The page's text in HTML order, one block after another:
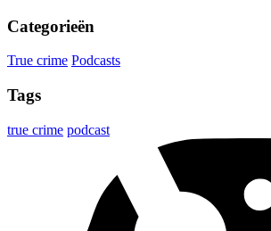
Categorieën
True crime Podcasts
Tags
true crime podcast